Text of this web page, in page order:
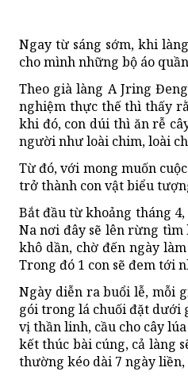
Ngay từ sáng sớm, khi
cho mình những bộ áo
Theo già làng A Jring
nghiệm thực thế thì thấy
khi đó, con dúi thì ăn rễ
người như loài chim, loài
Từ đó, với mong muốn
trở thành con vật biểu
Bắt đầu từ khoảng tháng
Na nơi đây sẽ lên rừng tìm
khô dần, chờ đến ngày
Trong đó 1 con sẽ đem tới
Ngày diễn ra buổi lễ, mỗi
gói trong lá chuối đặt dưới
vị thần linh, cầu cho cây
kết thúc bài cúng, cả làng
thường kéo dài 7 ngày